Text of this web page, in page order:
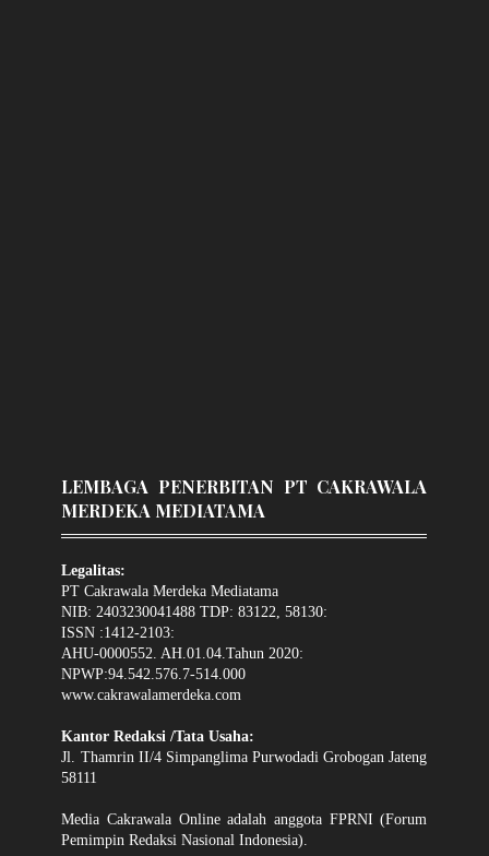
LEMBAGA PENERBITAN PT CAKRAWALA
MERDEKA MEDIATAMA
Legalitas:
PT Cakrawala Merdeka Mediatama
NIB: 2403230041488 TDP: 83122, 58130:
ISSN :1412-2103:
AHU-0000552. AH.01.04.Tahun 2020:
NPWP:94.542.576.7-514.000
www.cakrawalamerdeka.com
Kantor Redaksi /Tata Usaha:
Jl. Thamrin II/4 Simpanglima Purwodadi Grobogan Jateng
58111
Media Cakrawala Online adalah anggota FPRNI (Forum
Pemimpin Redaksi Nasional Indonesia).